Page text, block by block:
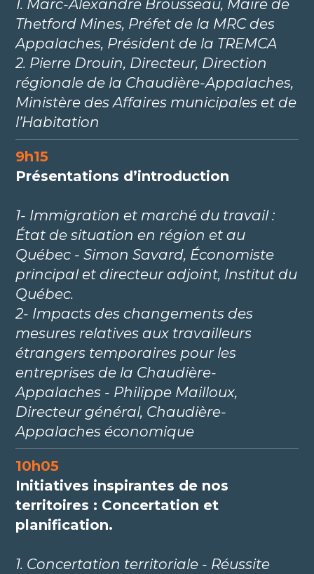
1. Marc-Alexandre Brousseau, Maire de
Thetford Mines, Préfet de la MRC des
Appalaches, Président de la TREMCA
2. Pierre Drouin, Directeur, Direction
régionale de la Chaudière-Appalaches,
Ministère des Affaires municipales et de
l’Habitation
9h15
Présentations d’introduction
1- Immigration et marché du travail :
État de situation en région et au
Québec - Simon Savard, Économiste
principal et directeur adjoint, Institut du
Québec.
2- Impacts des changements des
mesures relatives aux travailleurs
étrangers temporaires pour les
entreprises de la Chaudière-
Appalaches - Philippe Mailloux,
Directeur général, Chaudière-
Appalaches économique
10h05
Initiatives inspirantes de nos
territoires : Concertation et
planification.
1. Concertation territoriale - Réussite